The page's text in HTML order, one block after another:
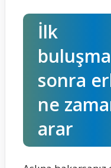
İlk
sonra
ne
arar